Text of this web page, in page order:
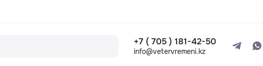
+7 ( 705 ) 181-42-50
info@vetervremeni.kz